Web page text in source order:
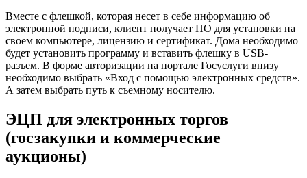
Вместе с флешкой, которая несет в себе информацию об
электронной подписи, клиент получает ПО для установки на
своем компьютере, лицензию и сертификат. Дома необходимо
будет установить программу и вставить флешку в USB-
разъем. В форме авторизации на портале Госуслуги внизу
необходимо выбрать «Вход с помощью электронных средств».
А затем выбрать путь к съемному носителю.
ЭЦП для электронных торгов
(госзакупки и коммерческие
аукционы)